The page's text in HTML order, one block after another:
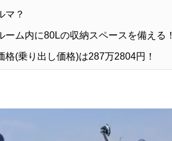
マ？
ム内に80Lの収納スペースを備える！
(乗り出し価格)は287万2804円！